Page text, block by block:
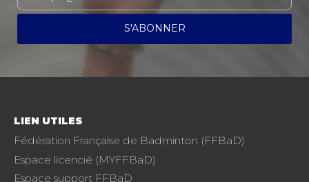
LIEN UTILES
Fédération Française de Badminton (FFBaD)
Espace licencié (MYFFBaD)
Espace support FFBaD